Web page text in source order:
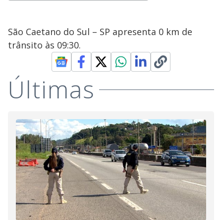
São Caetano do Sul – SP apresenta 0 km de
trânsito às 09:30.
Últimas